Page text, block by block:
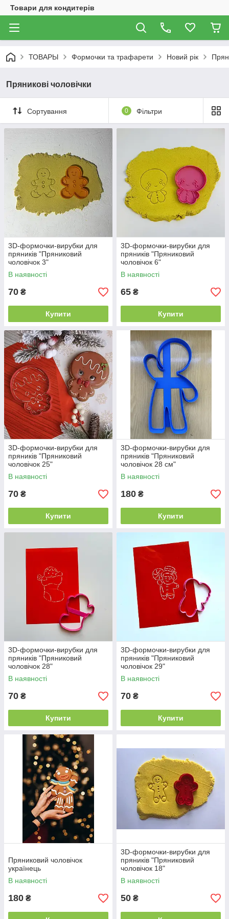
Товари для кондитерів
ТОВАРЫ Формочки та трафарети Новий рік
Пряникові чоловічки
Сортування 0 Фільтри
3D-формочки-вирубки для
пряників "Пряниковий
чоловічок 3"
В наявності
70 ₴
Купити
3D-формочки-вирубки для
пряників "Пряниковий
чоловічок 6"
В наявності
65 ₴
Купити
3D-формочки-вирубки для
пряників "Пряниковий
чоловічок 25"
В наявності
70 ₴
Купити
3D-формочки-вирубки для
пряників "Пряниковий
чоловічок 28 см"
В наявності
180 ₴
Купити
3D-формочки-вирубки для
пряників "Пряниковий
чоловічок 28"
В наявності
70 ₴
Купити
3D-формочки-вирубки для
пряників "Пряниковий
чоловічок 29"
В наявності
70 ₴
Купити
Пряниковий чоловічок
українець
В наявності
180 ₴
3D-формочки-вирубки для
пряників "Пряниковий
чоловічок 18"
В наявності
50 ₴